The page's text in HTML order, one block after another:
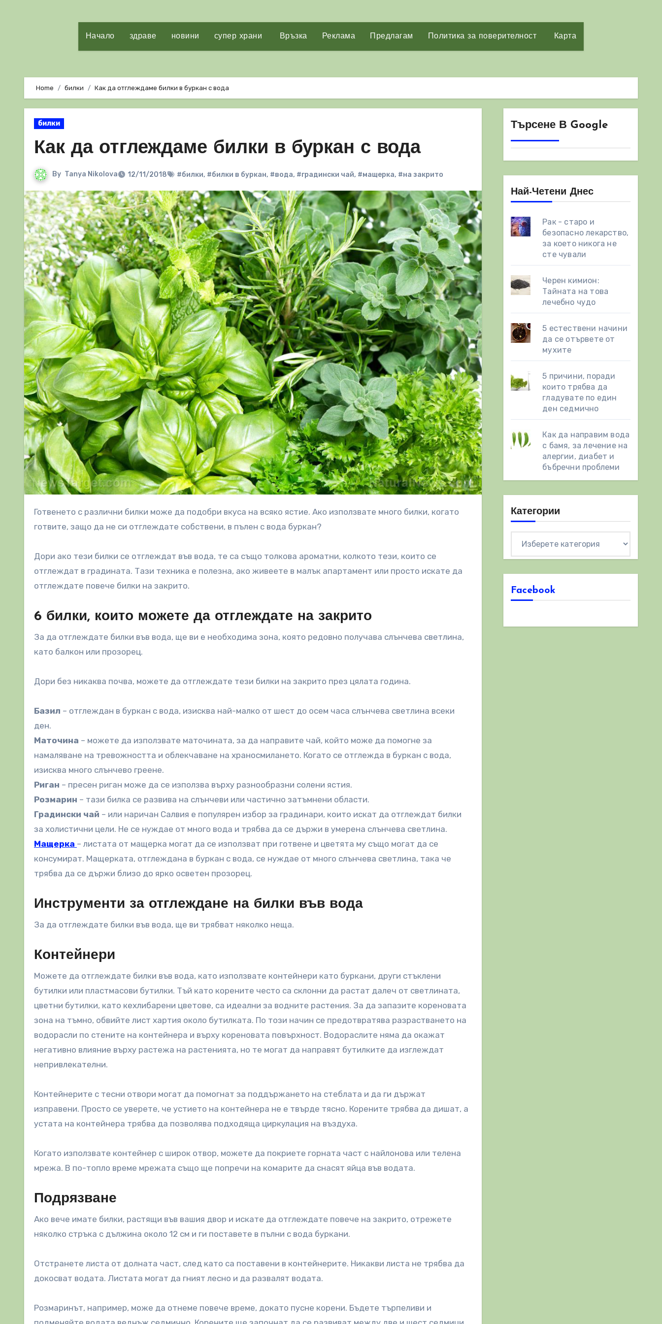
Начало здраве новини супер храни Връзка Реклама Предлагам Политика за поверителност Карта
Home билки Как да отглеждаме билки в буркан с вода
билки
Как да отглеждаме билки в буркан с вода
By Tanya Nikolova 12/11/2018 #билки, #билки в буркан, #вода, #градински чай, #мащерка, #на закрито
Готвенето с различни билки може да подобри вкуса на всякo ястие. Ако използвате много билки, когато
готвите, защо да не си отглеждате собствени, в пълен с вода буркан?
Дори ако тези билки се отглеждат във вода, те са също толкова ароматни, колкото тези, които се
отглеждат в градината. Тази техника е полезна, ако живеете в малък апартамент или просто искате да
отглеждате повече билки на закрито.
6 билки, които можете да отглеждате на закрито
За да отглеждате билки във вода, ще ви е необходима зона, която редовно получава слънчева светлина,
като балкон или прозорец.
Дори без никаква почва, можете да отглеждате тези билки на закрито през цялата година.
Базил – отглеждан в буркан с вода, изисква най-малко от шест до осем часа слънчева светлина всеки
ден.
Маточина – можете да използвате маточината, за да направите чай, който може да помогне за
намаляване на тревожността и облекчаване на храносмилането. Когато се отглежда в буркан с вода,
изисква много слънчево греене.
Риган – пресен риган може да се използва върху разнообразни солени ястия.
Розмарин – тази билка се развива на слънчеви или частично затъмнени области.
Градински чай – или наричан Салвия е популярен избор за градинари, които искат да отглеждат билки
за холистични цели. Не се нуждае от много вода и трябва да се държи в умерена слънчева светлина.
Мащерка – листата от мащерка могат да се използват при готвене и цветята му също могат да се
консумират. Мащерката, отглеждана в буркан с вода, се нуждае от много слънчева светлина, така че
трябва да се държи близо до ярко осветен прозорец.
Инструменти за отглеждане на билки във вода
За да отглеждате билки във вода, ще ви трябват няколко неща.
Контейнери
Можете да отглеждате билки във вода, като използвате контейнери като буркани, други стъклени
бутилки или пластмасови бутилки. Тъй като корените често са склонни да растат далеч от светлината,
цветни бутилки, като кехлибарени цветове, са идеални за водните растения. За да запазите кореновата
зона на тъмно, обвийте лист хартия около бутилката. По този начин се предотвратява разрастването на
водорасли по стените на контейнера и върху кореновата повърхност. Водораслите няма да окажат
негативно влияние върху растежа на растенията, но те могат да направят бутилките да изглеждат
непривлекателни.
Контейнерите с тесни отвори могат да помогнат за поддържането на стеблата и да ги държат
изправени. Просто се уверете, че устието на контейнера не е твърде тясно. Корените трябва да дишат, а
устата на контейнера трябва да позволява подходяща циркулация на въздуха.
Когато използвате контейнер с широк отвор, можете да покриете горната част с найлонова или телена
мрежа. В по-топло време мрежата също ще попречи на комарите да снасят яйца във водата.
Подрязване
Ако вече имате билки, растящи във вашия двор и искате да отглеждате повече на закрито, отрежете
няколко стръка с дължина около 12 см и ги поставете в пълни с вода буркани.
Отстранете листа от долната част, след като са поставени в контейнерите. Никакви листа не трябва да
докосват водата. Листата могат да гният лесно и да развалят водата.
Розмаринът, например, може да отнеме повече време, докато пусне корени. Бъдете търпеливи и
Търсене В Google
Най-Четени Днес
Рак - старо и
безопасно лекарство,
за което никога не
сте чували
Черен кимион:
Тайната на това
лечебно чудо
5 естествени начини
да се отървете от
мухите
5 причини, поради
които трябва да
гладувате по един
ден седмично
Как да направим вода
с бамя, за лечение на
алергии, диабет и
бъбречни проблеми
Категории
Facebook